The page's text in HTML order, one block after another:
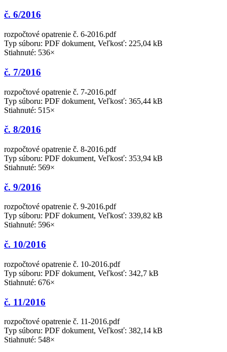
č. 6/2016
rozpočtové opatrenie č. 6-2016.pdf
Typ súboru: PDF dokument, Veľkosť: 225,04 kB
Stiahnuté: 536×
č. 7/2016
rozpočtové opatrenie č. 7-2016.pdf
Typ súboru: PDF dokument, Veľkosť: 365,44 kB
Stiahnuté: 515×
č. 8/2016
rozpočtové opatrenie č. 8-2016.pdf
Typ súboru: PDF dokument, Veľkosť: 353,94 kB
Stiahnuté: 569×
č. 9/2016
rozpočtové opatrenie č. 9-2016.pdf
Typ súboru: PDF dokument, Veľkosť: 339,82 kB
Stiahnuté: 596×
č. 10/2016
rozpočtové opatrenie č. 10-2016.pdf
Typ súboru: PDF dokument, Veľkosť: 342,7 kB
Stiahnuté: 676×
č. 11/2016
rozpočtové opatrenie č. 11-2016.pdf
Typ súboru: PDF dokument, Veľkosť: 382,14 kB
Stiahnuté: 548×